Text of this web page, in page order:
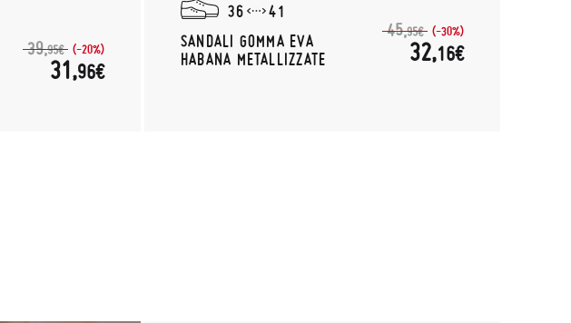
39,95€ (-20%)
31,96€
36
41
SANDALI GOMMA EVA
HABANA METALLIZZATE
45,95€ (-30%)
32,16€